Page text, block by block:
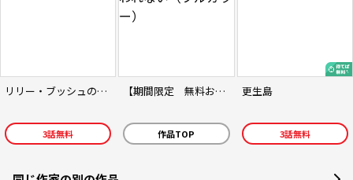
リリー・ブッシュの身代わり婚
3話無料
【期間限定 無料お試し版】【単話版】ゾンビのあふれた世界で俺だけが襲われない（フルカラー）
作品TOP
更生島
3話無料